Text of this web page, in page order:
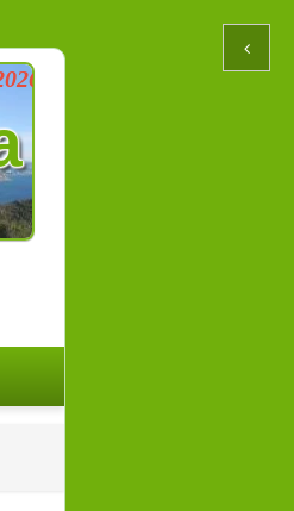
dimanche 23 août 2026